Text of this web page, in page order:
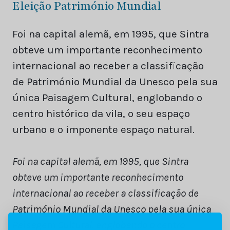
Eleição Património Mundial
Foi na capital alemã, em 1995, que Sintra
obteve um importante reconhecimento
internacional ao receber a classificação
de Património Mundial da Unesco pela sua
única Paisagem Cultural, englobando o
centro histórico da vila, o seu espaço
urbano e o imponente espaço natural.
Foi na capital alemã, em 1995, que Sintra
obteve um importante reconhecimento
internacional ao receber a classificação de
Património Mundial da Unesco pela sua única